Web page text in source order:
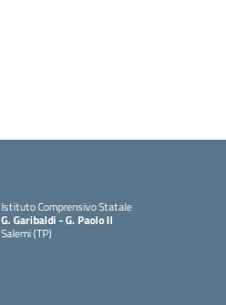
Istituto Comprensivo Statale
G. Garibaldi - G. Paolo II
Salemi (TP)